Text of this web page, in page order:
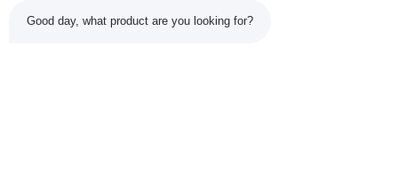
Good day, what product are you looking for?